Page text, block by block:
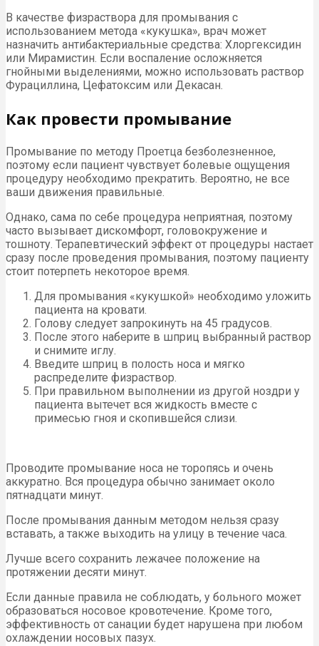
В качестве физраствора для промывания с
использованием метода «кукушка», врач может
назначить антибактериальные средства: Хлоргексидин
или Мирамистин. Если воспаление осложняется
гнойными выделениями, можно использовать раствор
Фурациллина, Цефатоксим или Декасан.
Как провести промывание
Промывание по методу Проетца безболезненное,
поэтому если пациент чувствует болевые ощущения
процедуру необходимо прекратить. Вероятно, не все
ваши движения правильные.
Однако, сама по себе процедура неприятная, поэтому
часто вызывает дискомфорт, головокружение и
тошноту. Терапевтический эффект от процедуры настает
сразу после проведения промывания, поэтому пациенту
стоит потерпеть некоторое время.
Для промывания «кукушкой» необходимо уложить
пациента на кровати.
Голову следует запрокинуть на 45 градусов.
После этого наберите в шприц выбранный раствор
и снимите иглу.
Введите шприц в полость носа и мягко
распределите физраствор.
При правильном выполнении из другой ноздри у
пациента вытечет вся жидкость вместе с
примесью гноя и скопившейся слизи.
Проводите промывание носа не торопясь и очень
аккуратно. Вся процедура обычно занимает около
пятнадцати минут.
После промывания данным методом нельзя сразу
вставать, а также выходить на улицу в течение часа.
Лучше всего сохранить лежачее положение на
протяжении десяти минут.
Если данные правила не соблюдать, у больного может
образоваться носовое кровотечение. Кроме того,
эффективность от санации будет нарушена при любом
охлаждении носовых пазух.